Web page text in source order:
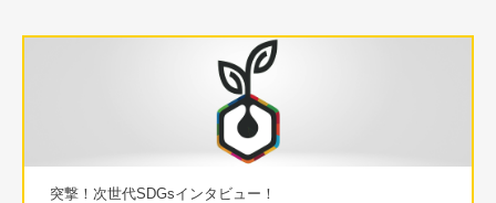
突撃！次世代SDGsインタビュー！